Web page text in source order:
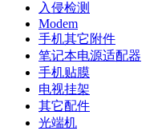
入侵检测
Modem
手机其它附件
笔记本电源适配器
手机贴膜
电视挂架
其它配件
光端机